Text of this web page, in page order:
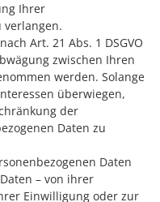
Ihrer
verlangen.
Art. 21 Abs. 1 DSGVO
zwischen Ihren
werden. Solange
überwiegen,
der
Daten zu
Daten
– von ihrer
Einwilligung oder zur